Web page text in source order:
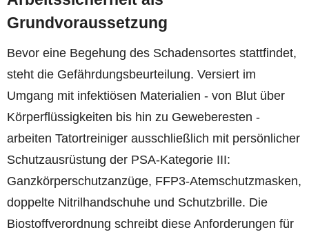
Grundvoraussetzung
Bevor eine Begehung des Schadensortes stattfindet,
steht die Gefährdungsbeurteilung. Versiert im
Umgang mit infektiösen Materialien - von Blut über
Körperflüssigkeiten bis hin zu Geweberesten -
arbeiten Tatortreiniger ausschließlich mit persönlicher
Schutzausrüstung der PSA-Kategorie III:
Ganzkörperschutzanzüge, FFP3-Atemschutzmasken,
doppelte Nitrilhandschuhe und Schutzbrille. Die
Biostoffverordnung schreibt diese Anforderungen für